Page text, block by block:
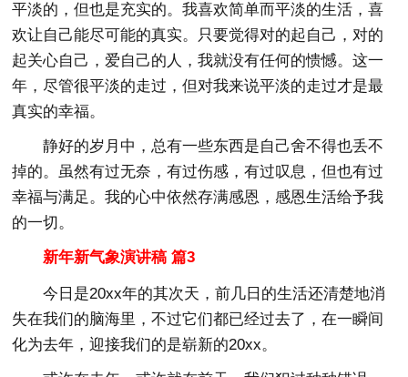
平淡的，但也是充实的。我喜欢简单而平淡的生活，喜
欢让自己能尽可能的真实。只要觉得对的起自己，对的
起关心自己，爱自己的人，我就没有任何的愦憾。这一
年，尽管很平淡的走过，但对我来说平淡的走过才是最
真实的幸福。
静好的岁月中，总有一些东西是自己舍不得也丢不
掉的。虽然有过无奈，有过伤感，有过叹息，但也有过
幸福与满足。我的心中依然存满感恩，感恩生活给予我
的一切。
新年新气象演讲稿 篇3
今日是20xx年的其次天，前几日的生活还清楚地消
失在我们的脑海里，不过它们都已经过去了，在一瞬间
化为去年，迎接我们的是崭新的20xx。